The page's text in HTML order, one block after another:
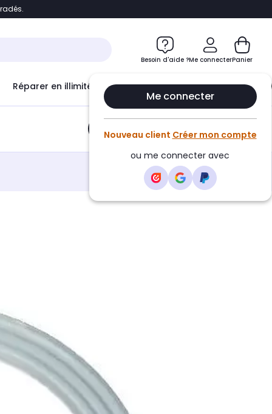
Accéder directement au chatbot
Besoin d'aide ?Me connecter
Me connecter
Nouveau client Créer mon compte
ou me connecter avec
Panier
Réparer en illimité avec Le Club Infinity
Ajouter au panier